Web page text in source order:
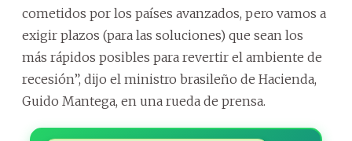
cometidos por los países avanzados, pero vamos a
exigir plazos (para las soluciones) que sean los
más rápidos posibles para revertir el ambiente de
recesión”, dijo el ministro brasileño de Hacienda,
Guido Mantega, en una rueda de prensa.